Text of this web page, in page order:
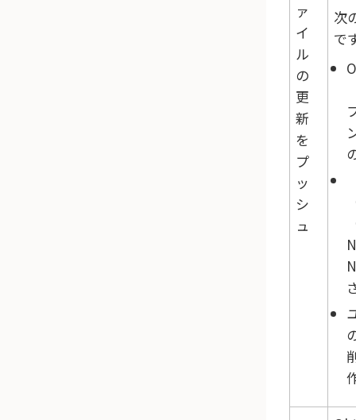
ァ
イ
ル
の
更
新
を
プ
ッ
シ
ュ
次
で